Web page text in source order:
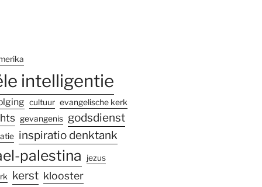
intelligentie
cultuur evangelische kerk
gevangenis godsdienst
inspiratio denktank
palestina
jezus
kerst klooster